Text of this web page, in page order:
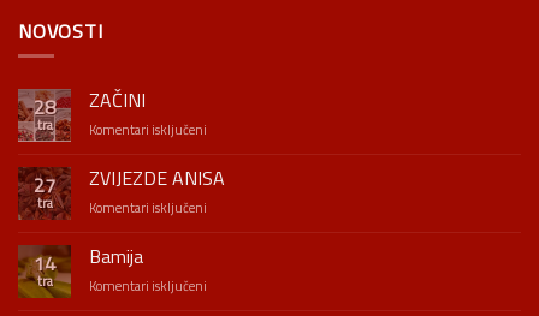
NOVOSTI
28
tra
ZAČINI
Komentari isključeni
27
tra
ZVIJEZDE ANISA
Komentari isključeni
14
tra
Bamija
Komentari isključeni